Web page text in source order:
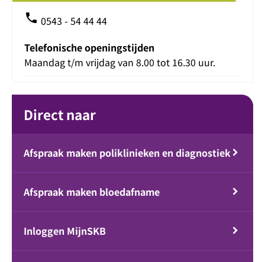
phone 0543 - 54 44 44
Telefonische openingstijden
Maandag t/m vrijdag van 8.00 tot 16.30 uur.
Direct naar
Afspraak maken poliklinieken en diagnostiek
Afspraak maken bloedafname
Inloggen MijnSKB